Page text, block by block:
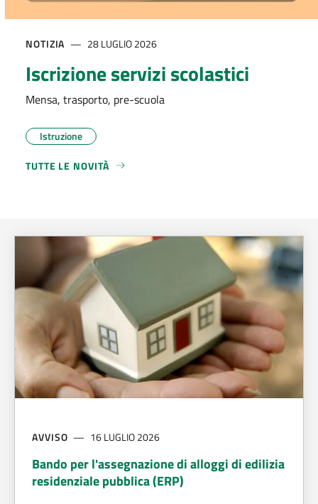
NOTIZIA 28 LUGLIO 2026
Iscrizione servizi scolastici
Mensa, trasporto, pre-scuola
Istruzione
TUTTE LE NOVITÀ
AVVISO 16 LUGLIO 2026
Bando per l'assegnazione di alloggi di edilizia
residenziale pubblica (ERP)